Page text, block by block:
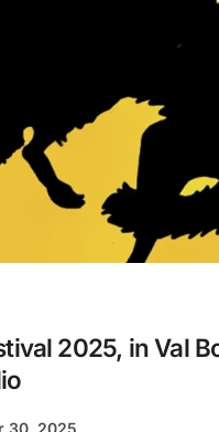
2025, in Val